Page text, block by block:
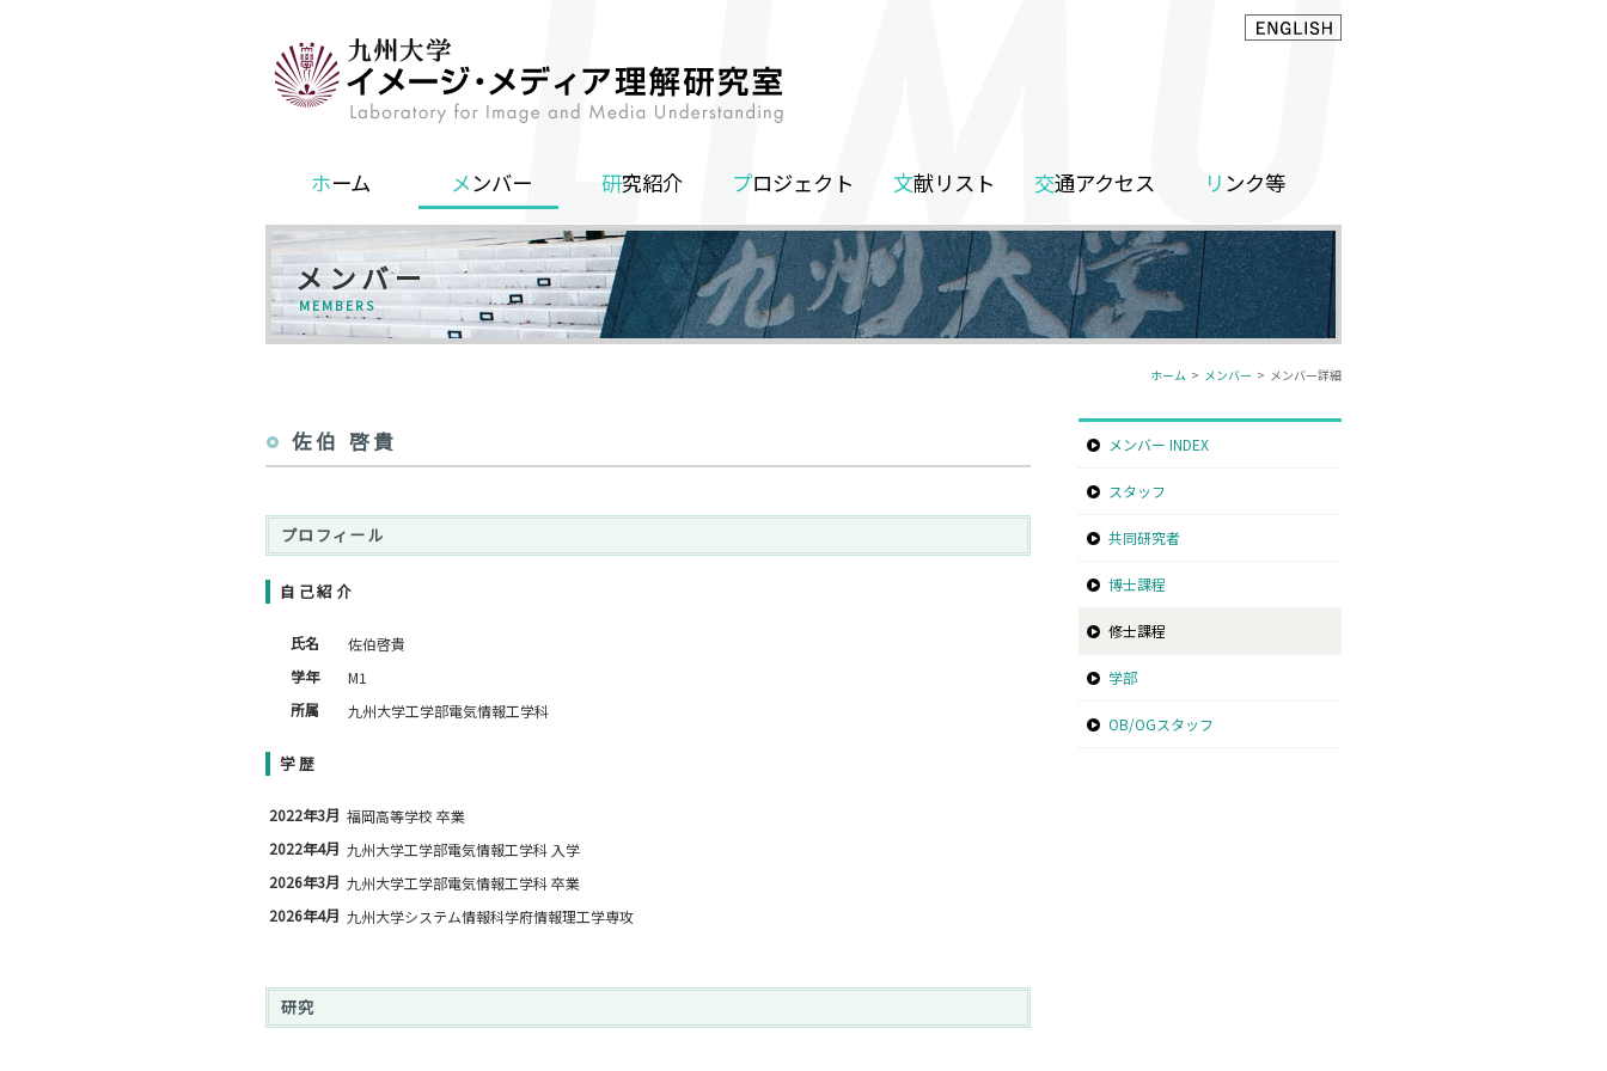
ホーム メンバー 研究紹介 プロジェクト 文献リスト 交通アクセス リンク等
メンバー
MEMBERS
ホーム > メンバー > メンバー詳細
メンバー INDEX
スタッフ
共同研究者
博士課程
修士課程
学部
OB/OGスタッフ
佐伯 啓貴
プロフィール
自己紹介
氏名
佐伯啓貴
学年
M1
所属
九州大学工学部電気情報工学科
学歴
2022年3月 福岡高等学校 卒業
2022年4月 九州大学工学部電気情報工学科 入学
2026年3月 九州大学工学部電気情報工学科 卒業
2026年4月 九州大学システム情報科学府情報理工学専攻
研究